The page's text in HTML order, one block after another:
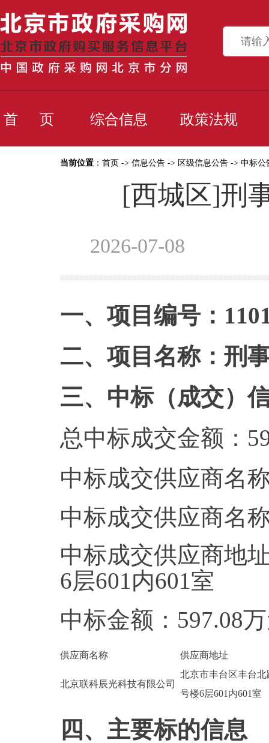
首 页 综合信息 政策法规
当前位置 ： 首页 -> 信息公告 -> 区级信息公告 -> 中标公
[西城区]刑
2026-07-08
一、项目编号：
二、项目名称：刑
三、中标（成交）
总中标成交金额：
中标成交供应商名
中标成交供应商名
中标成交供应商地
6层601内601室
中标金额：597.08
供应商名称 供应商地址
北京联科辰光科技有限公司
北京市丰台区丰台北
号楼6层601内601室
四、主要标的信息